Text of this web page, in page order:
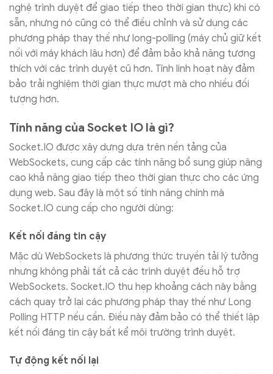
nghệ trình duyệt để giao tiếp theo thời gian thực) khi có
sẵn, nhưng nó cũng có thể điều chỉnh và sử dụng các
phương pháp thay thế như long-polling (máy chủ giữ kết
nối với máy khách lâu hơn) để đảm bảo khả năng tương
thích với các trình duyệt cũ hơn. Tính linh hoạt này đảm
bảo trải nghiệm thời gian thực mượt mà cho nhiều đối
tượng hơn.
Tính năng của Socket IO là gì?
Socket.IO được xây dựng dựa trên nền tảng của
WebSockets, cung cấp các tính năng bổ sung giúp nâng
cao khả năng giao tiếp theo thời gian thực cho các ứng
dụng web. Sau đây là một số tính năng chính mà
Socket.IO cung cấp cho người dùng:
Kết nối đáng tin cậy
Mặc dù WebSockets là phương thức truyền tải lý tưởng
nhưng không phải tất cả các trình duyệt đều hỗ trợ
WebSockets. Socket.IO thu hẹp khoảng cách này bằng
cách quay trở lại các phương pháp thay thế như Long
Polling HTTP nếu cần. Điều này đảm bảo có thể thiết lập
kết nối đáng tin cậy bất kể môi trường trình duyệt.
Tự động kết nối lại